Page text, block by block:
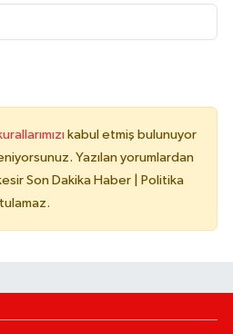
kabul etmiş bulunuyor
Yazılan yorumlardan
Son Dakika Haber | Politika